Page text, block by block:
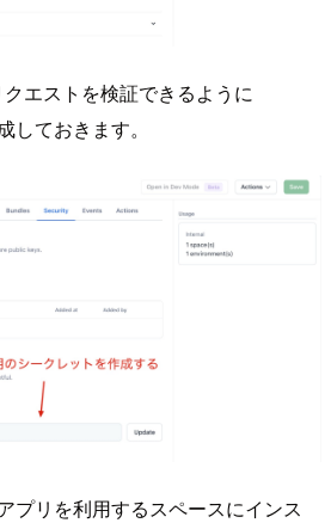
エストを検証できるように
しておきます。
プリを利用するスペースにインス